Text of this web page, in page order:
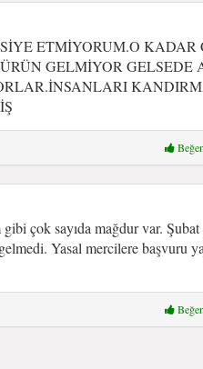
ETMİYORUM.O KADAR
GELMİYOR GELSEDE
Beğen
çok sayıda mağdur var. Şubat
Yasal mercilere başvuru
Beğen